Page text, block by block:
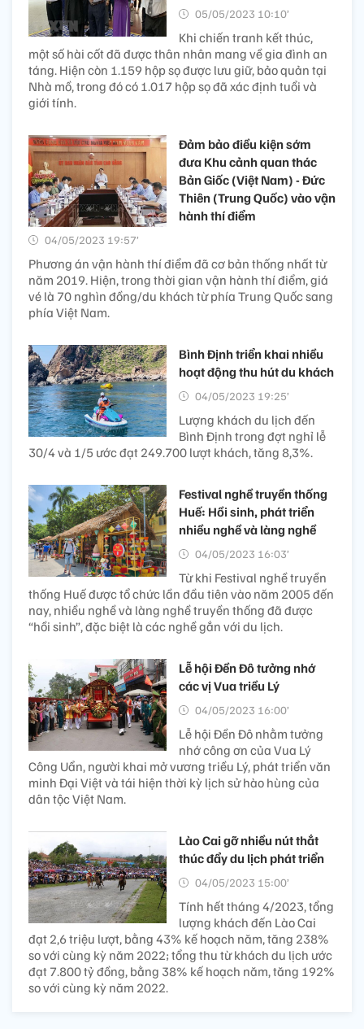
05/05/2023 10:10’
Khi chiến tranh kết thúc,
một số hài cốt đã được thân nhân mang về gia đình an
táng. Hiện còn 1.159 hộp sọ được lưu giữ, bảo quản tại
Nhà mồ, trong đó có 1.017 hộp sọ đã xác định tuổi và
giới tính.
Đảm bảo điều kiện sớm
đưa Khu cảnh quan thác
Bản Giốc (Việt Nam) - Đức
Thiên (Trung Quốc) vào vận
hành thí điểm
04/05/2023 19:57’
Phương án vận hành thí điểm đã cơ bản thống nhất từ
năm 2019. Hiện, trong thời gian vận hành thí điểm, giá
vé là 70 nghìn đồng/du khách từ phía Trung Quốc sang
phía Việt Nam.
Bình Định triển khai nhiều
hoạt động thu hút du khách
04/05/2023 19:25’
Lượng khách du lịch đến
Bình Định trong đợt nghỉ lễ
30/4 và 1/5 ước đạt 249.700 lượt khách, tăng 8,3%.
Festival nghề truyền thống
Huế: Hồi sinh, phát triển
nhiều nghề và làng nghề
04/05/2023 16:03’
Từ khi Festival nghề truyền
thống Huế được tổ chức lần đầu tiên vào năm 2005 đến
nay, nhiều nghề và làng nghề truyền thống đã được
“hồi sinh”, đặc biệt là các nghề gắn với du lịch.
Lễ hội Đền Đô tưởng nhớ
các vị Vua triều Lý
04/05/2023 16:00’
Lễ hội Đền Đô nhằm tưởng
nhớ công ơn của Vua Lý
Công Uẩn, người khai mở vương triều Lý, phát triển văn
minh Đại Việt và tái hiện thời kỳ lịch sử hào hùng của
dân tộc Việt Nam.
Lào Cai gỡ nhiều nút thắt
thúc đẩy du lịch phát triển
04/05/2023 15:00’
Tính hết tháng 4/2023, tổng
lượng khách đến Lào Cai
đạt 2,6 triệu lượt, bằng 43% kế hoạch năm, tăng 238%
so với cùng kỳ năm 2022; tổng thu từ khách du lịch ước
đạt 7.800 tỷ đồng, bằng 38% kế hoạch năm, tăng 192%
so với cùng kỳ năm 2022.